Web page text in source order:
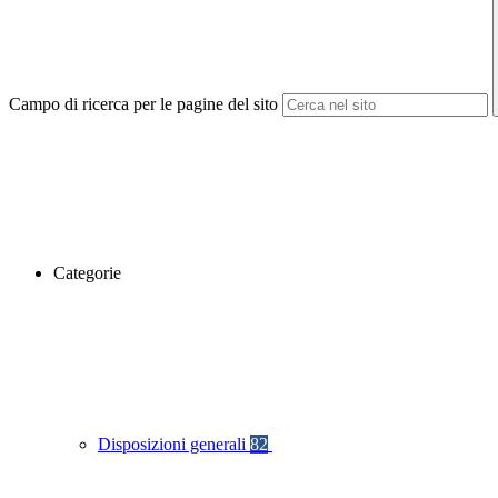
Campo di ricerca per le pagine del sito
Categorie
Disposizioni generali 82